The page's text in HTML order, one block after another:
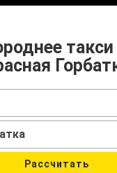
Рассчитать